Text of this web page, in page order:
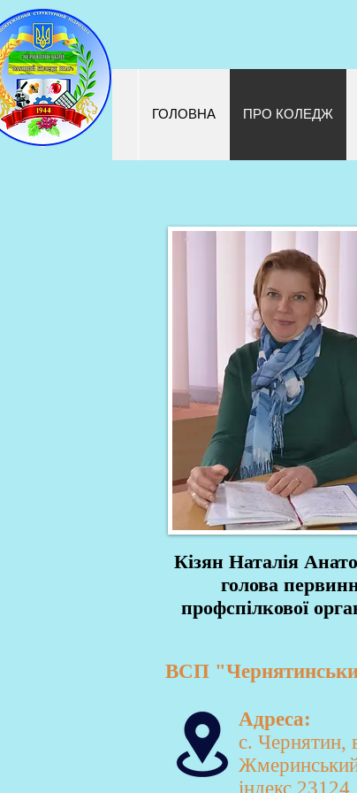
ГОЛОВНА ПРО КОЛЕДЖ
Кізян Наталія
голова
профспілкової
ВСП
Адреса:
с. Чернятин,
індекс 23124